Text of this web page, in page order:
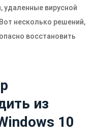
вирусной
несколько решений,
восстановить
из
10